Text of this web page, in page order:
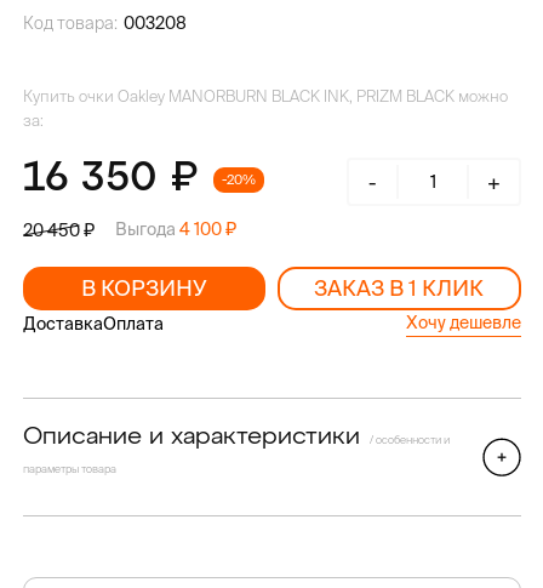
Код товара: 003208
Купить очки Oakley MANORBURN BLACK INK, PRIZM BLACK можно
за:
16 350 -20%
20 450 Выгода 4 100
- +
В КОРЗИНУ ЗАКАЗ В 1 КЛИК
ДоставкаОплата Хочу дешевле
Описание и характеристики / особенности и
параметры товара